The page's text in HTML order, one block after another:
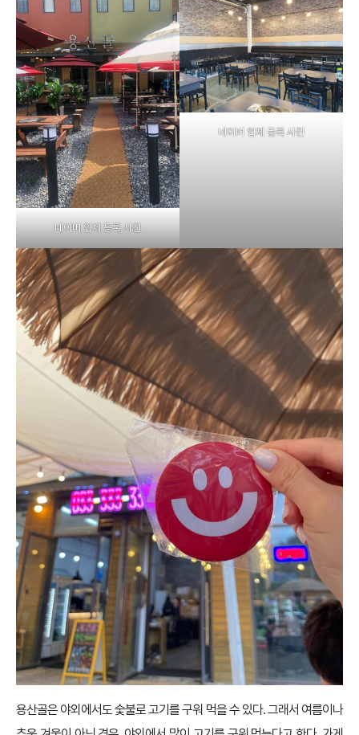
네이버 업체 등록 사진
네이버 업체 등록 사진
용산골은 야외에서도 숯불로 고기를 구워 먹을 수 있다. 그래서 여름이나